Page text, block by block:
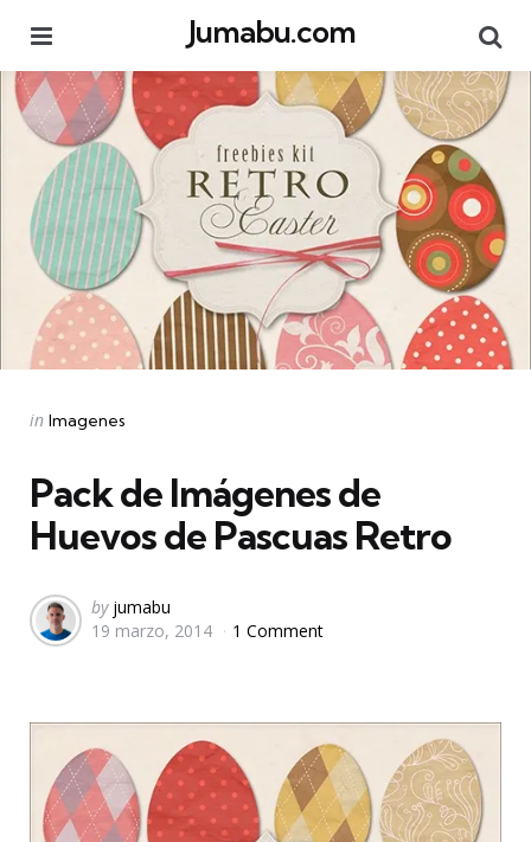
Jumabu.com
Categories
Posted
in Imagenes
Pack de Imágenes de
Huevos de Pascuas Retro
Posted
by
by jumabu
19 marzo, 2014
1 Comment